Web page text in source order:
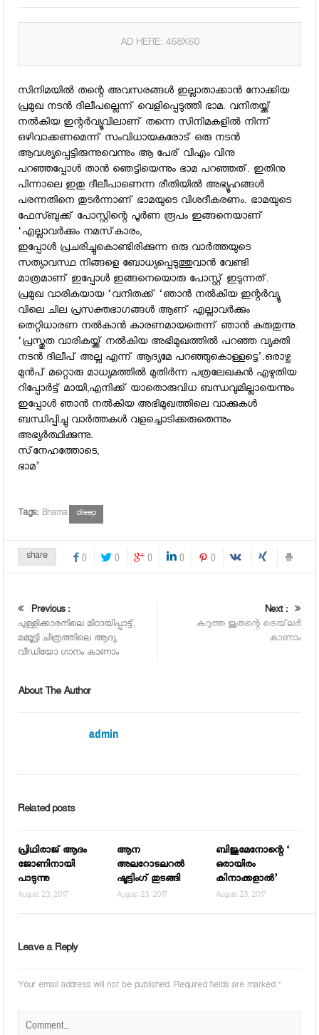
AD HERE: 468X60
സിനിമയില്‍ തന്റെ അവസരങ്ങള്‍ ഇല്ലാതാക്കാന്‍ നോക്കിയ
പ്രമുഖ നടന്‍ ദിലീപല്ലെന്ന് വെളിപ്പെടുത്തി ഭാമ. വനിതയ്ക്ക്
നല്‍കിയ ഇന്റര്‍വ്യൂവിലാണ് തന്നെ സിനിമകളില്‍ നിന്ന്
ഒഴിവാക്കണമെന്ന് സംവിധായകരോട് ഒരു നടന്‍
ആവശ്യപ്പെട്ടിരുന്നുവെന്നും ആ പേര് വിഎം വിനു
പറഞ്ഞപ്പോള്‍ താന്‍ ഞെട്ടിയെന്നും ഭാമ പറഞ്ഞത്. ഇതിനു
പിന്നാലെ ഇതു ദീലീപാണെന്ന രീതിയില്‍ അഭ്യൂഹങ്ങള്‍
പരന്നതിനെ തുടര്‍ന്നാണ് ഭാമയുടെ വിശദീകരണം. ഭാമയുടെ
ഫേസ്ബുക്ക് പോസ്റ്റിന്റെ പൂര്‍ണ രൂപം ഇങ്ങനെയാണ്
‘എല്ലാവര്‍ക്കും നമസ്‌കാരം,
ഇപ്പോള്‍ പ്രചരിച്ചുകൊണ്ടിരിക്കുന്ന ഒരു വാര്‍ത്തയുടെ
സത്യാവസ്ഥ നിങ്ങളെ ബോധ്യപ്പെടുത്തുവാന്‍ വേണ്ടി
മാത്രമാണ് ഇപ്പോള്‍ ഇങ്ങനെയൊരു പോസ്റ്റ് ഇടുന്നത്.
പ്രമുഖ വാരികയായ ‘വനിതക്ക് ‘ഞാന്‍ നല്‍കിയ ഇന്റര്‍വ്യൂ
വിലെ ചില പ്രസക്തഭാഗങ്ങള്‍ ആണ് എല്ലാവര്‍ക്കും
തെറ്റിധാരണ നല്‍കാന്‍ കാരണമായതെന്ന് ഞാന്‍ കരുതുന്നു.
‘പ്രസ്തുത വാരികയ്ക്ക് നല്‍കിയ അഭിമുഖത്തില്‍ പറഞ്ഞ വ്യക്തി
നടന്‍ ദിലീപ് അല്ല എന്ന് ആദ്യമേ പറഞ്ഞുകൊള്ളട്ടെ’.ഒരാഴ്ച
മുന്‍പ് മറ്റൊരു മാധ്യമത്തില്‍ മുതിര്‍ന്ന പത്രലേഖകന്‍ എഴുതിയ
റിപ്പോര്‍ട്ട് മായി,എനിക്ക് യാതൊരുവിധ ബന്ധവുമില്ലായെന്നും
ഇപ്പോള്‍ ഞാന്‍ നല്‍കിയ അഭിമുഖത്തിലെ വാക്കുകള്‍
ബന്ധിപ്പിച്ചു വാര്‍ത്തകള്‍ വളച്ചൊടിക്കരുതെന്നും
അഭ്യര്‍ത്ഥിക്കുന്നു.
സ്‌നേഹത്തോടെ,
ഭാമ’
Tags: Bhama dileep
share 0 0 0 0 0
Previous :
പുള്ളിക്കാരനിലെ മിഠായിപ്പാട്ട്,
മമ്മൂട്ടി ചിത്രത്തിലെ ആദ്യ
വീഡിയോ ഗാനം കാണാം
Next :
കറുത്ത ജൂതന്റെ ട്രെയ്‌ലര്‍
കാണാം
About The Author
admin
Related posts
പ്രിഥിരാജ് ആദം
ജോണിനായി
പാടുന്നു
August 23, 2017
ആന
അലറോടലറല്‍
ഷൂട്ടിംഗ് തുടങ്ങി
August 23, 2017
ബിജുമേനോന്റെ ‘
ഒരായിരം
കിനാക്കളാല്‍’
August 23, 2017
Leave a Reply
Your email address will not be published. Required fields are marked *